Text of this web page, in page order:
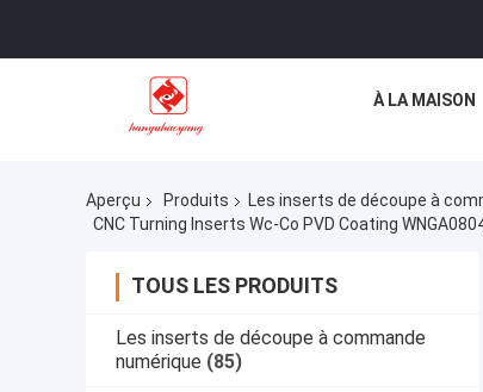
À LA MAISON
Aperçu Produits
Les inserts de découpe à
CNC Turning Inserts Wc-Co PVD Coating
TOUS LES PRODUITS
Les inserts de découpe à commande
numérique (85)